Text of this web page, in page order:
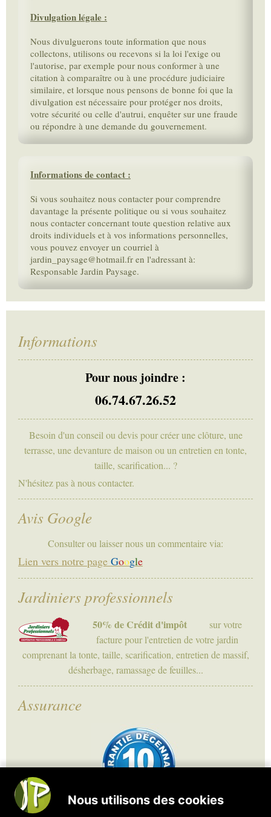
Divulgation légale :
Nous divulguerons toute information que nous
collectons, utilisons ou recevons si la loi l'exige ou
l'autorise, par exemple pour nous conformer à une
citation à comparaître ou à une procédure judiciaire
similaire, et lorsque nous pensons de bonne foi que la
divulgation est nécessaire pour protéger nos droits,
votre sécurité ou celle d'autrui, enquêter sur une fraude
ou répondre à une demande du gouvernement.
Informations de contact :
Si vous souhaitez nous contacter pour comprendre
davantage la présente politique ou si vous souhaitez
nous contacter concernant toute question relative aux
droits individuels et à vos informations personnelles,
vous pouvez envoyer un courriel à
jardin_paysage@hotmail.fr en l'adressant à:
Responsable Jardin Paysage.
Informations
Pour nous joindre :
06.74.67.26.52
Besoin d'un conseil ou devis pour créer une clôture, une
terrasse, une devanture de maison ou un entretien en tonte,
taille, scarification... ?
N'hésitez pas à nous contacter.
Avis Google
Consulter ou laisser nous un commentaire via:
Lien vers notre page Google
Jardiniers professionnels
50% de Crédit d'impôt
sur votre
facture pour l'entretien de votre jardin
comprenant la tonte, taille, scarification, entretien de massif,
désherbage, ramassage de feuilles...
Assurance